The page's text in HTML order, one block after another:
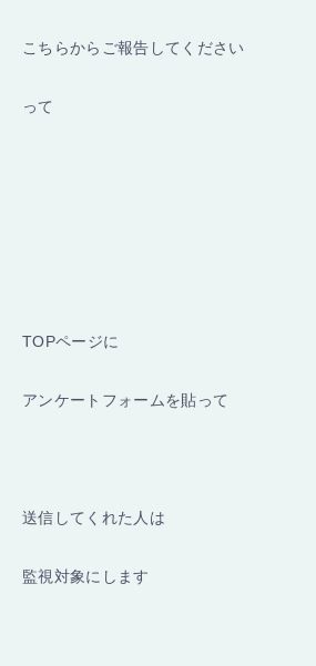
こちらからご報告してください
って
TOPページに
アンケートフォームを貼って
送信してくれた人は
監視対象にします